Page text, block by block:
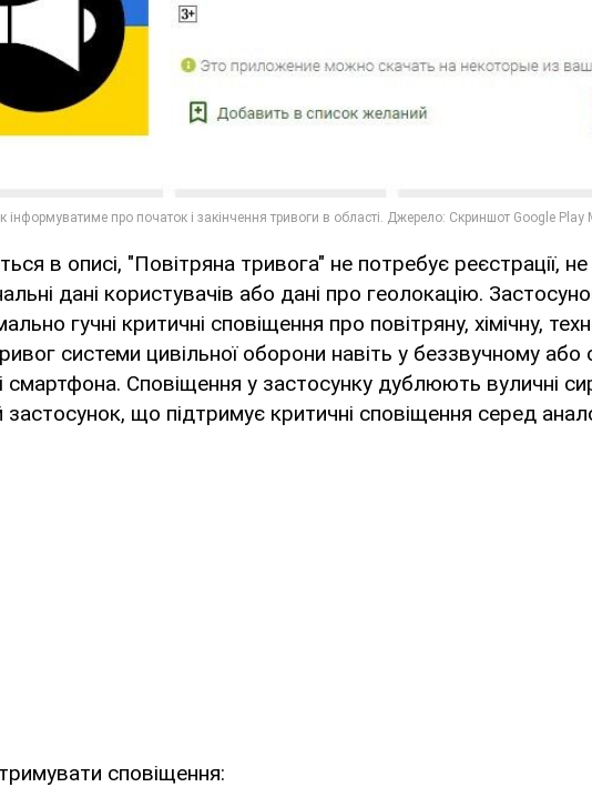
в описі, "Повітряна тривога" не потребує реєстрації,
дані користувачів або дані про геолокацію.
гучні критичні сповіщення про повітряну, хімічну,
системи цивільної оборони навіть у беззвучному або
смартфона. Сповіщення у застосунку дублюють вуличні
застосунок, що підтримує критичні сповіщення серед
сповіщення: